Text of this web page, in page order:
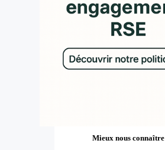
Mieux nous connaître